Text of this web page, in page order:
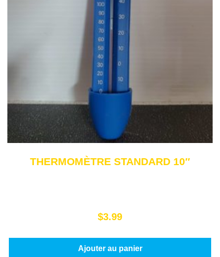
THERMOMÈTRE STANDARD 10″
$3.99
Ajouter au panier